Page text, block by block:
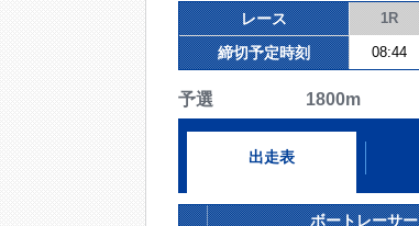
レース 1R
締切予定時刻 08:44
予選 1800m
出走表
ボートレーサー